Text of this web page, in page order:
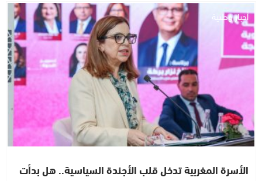
أخبار وطنية
الأسرة المغربية تدخل قلب الأجندة السياسية.. هل بدأت